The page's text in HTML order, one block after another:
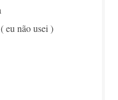
eu não usei )